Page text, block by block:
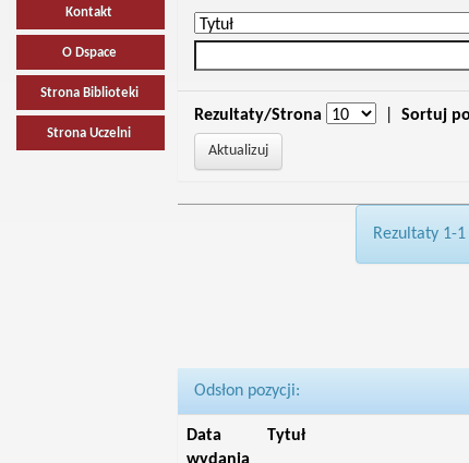
Kontakt
O Dspace
Strona Biblioteki
Strona Uczelni
Rezultaty/Strona Sortuj
Rezultaty 1-
Odsłon pozycji:
Data
Tytuł